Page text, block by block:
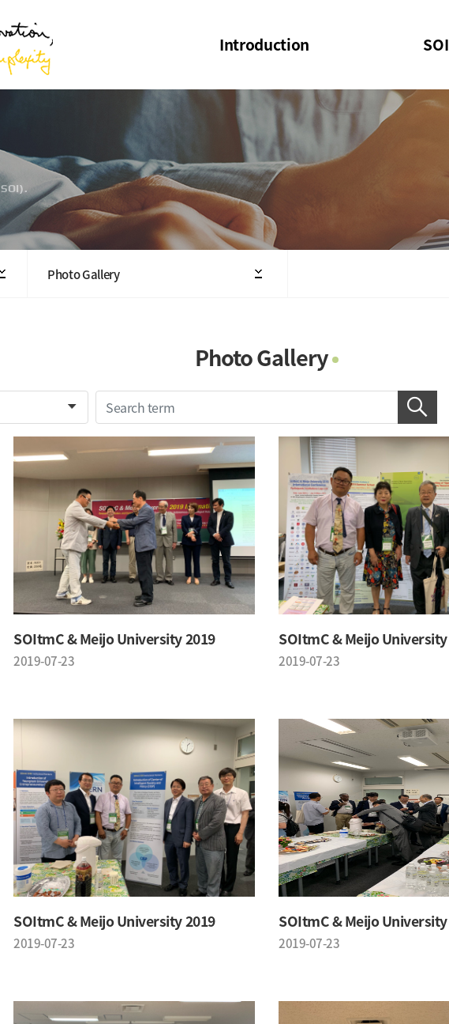
Introduction
Welcome Message
Structure of the Society
President
Executive Board Members
Photo Gallery
Contacts
Notice
SOI
SOI
Photo Gallery
Photo Gallery
SOItmC & Meijo University 2019
2019-07-23
SOItmC & Meijo
2019-07-23
SOItmC & Meijo University 2019
2019-07-23
SOItmC & Meijo
2019-07-23